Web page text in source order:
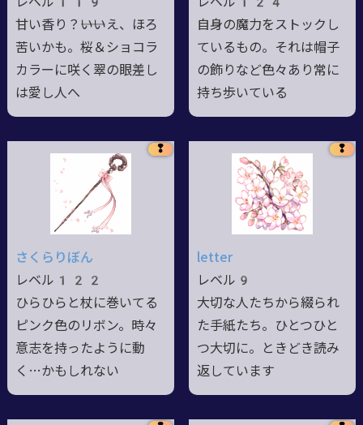
甘い香り？――いいえ、ほろ
苦いかも。桜＆ショコラ
カラーに咲く翠の眼差し
は愛し人へ
自身の魔力をストックし
ているもの。それは帽子
の飾りなど色々あり常に
持ち歩いている
❢
さくらりぼん
レベル122
ひらひらと杖に巻いてる
ピンク色のリボン。時々
意志を持ったように動
く…かもしれない
❢
letter
レベル9
大切な人たちから綴られ
た手紙たち。ひとつひと
つ大切に。ときどき読み
返しています